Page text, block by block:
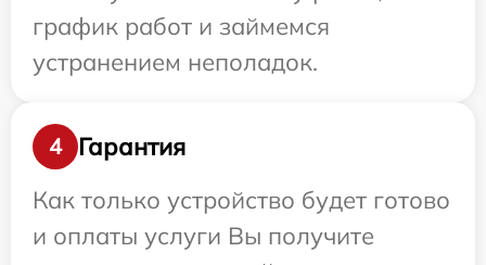
график работ и займемся
устранением неполадок.
4
Гарантия
Как только устройство будет готово
и оплаты услуги Вы получите